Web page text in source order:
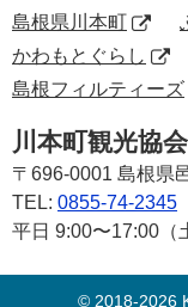
島根県川本町
かわもとぐらし
島根フィルティーズ
川本町観光協会
〒696-0001 島根県
TEL: 0855-74-2345
平日 9:00〜17:00（
© 2018-2026